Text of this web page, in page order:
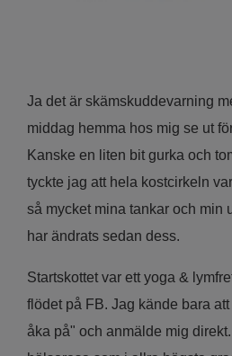
Ja det är skämskuddevarning
middag hemma hos mig se ut
Kanske en liten bit gurka och
tyckte jag att hela kostcirkeln
så mycket mina tankar och min
har ändrats sedan dess.
Startskottet var ett yoga &
flödet på FB. Jag kände bara
åka på" och anmälde mig